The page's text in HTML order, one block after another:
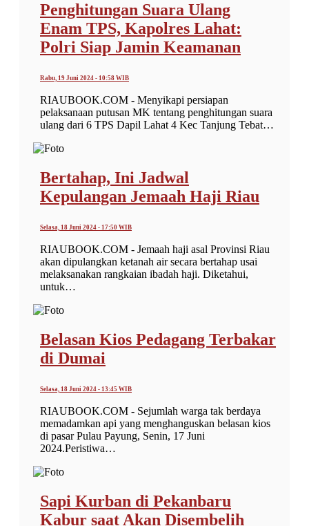
Penghitungan Suara Ulang
Enam TPS, Kapolres Lahat:
Polri Siap Jamin Keamanan
Rabu, 19 Juni 2024 - 10:58 WIB
RIAUBOOK.COM - Menyikapi persiapan
pelaksanaan putusan MK tentang penghitungan suara
ulang dari 6 TPS Dapil Lahat 4 Kec Tanjung Tebat…
Bertahap, Ini Jadwal
Kepulangan Jemaah Haji Riau
Selasa, 18 Juni 2024 - 17:50 WIB
RIAUBOOK.COM - Jemaah haji asal Provinsi Riau
akan dipulangkan ketanah air secara bertahap usai
melaksanakan rangkaian ibadah haji. Diketahui,
untuk…
Belasan Kios Pedagang Terbakar
di Dumai
Selasa, 18 Juni 2024 - 13:45 WIB
RIAUBOOK.COM - Sejumlah warga tak berdaya
memadamkan api yang menghanguskan belasan kios
di pasar Pulau Payung, Senin, 17 Juni
2024.Peristiwa…
Sapi Kurban di Pekanbaru
Kabur saat Akan Disembelih